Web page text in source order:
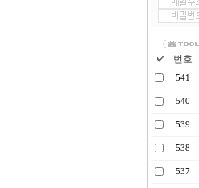
번호
541
540
539
538
537